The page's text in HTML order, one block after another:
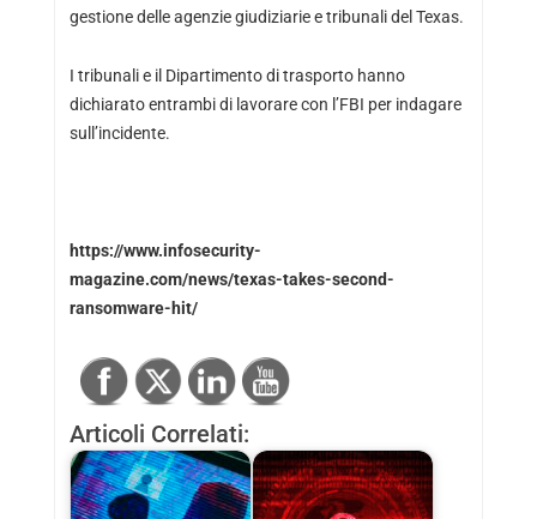
gestione delle agenzie giudiziarie e tribunali del Texas.
I tribunali e il Dipartimento di trasporto hanno
dichiarato entrambi di lavorare con l’FBI per indagare
sull’incidente.
https://www.infosecurity-
magazine.com/news/texas-takes-second-
ransomware-hit/
Articoli Correlati: